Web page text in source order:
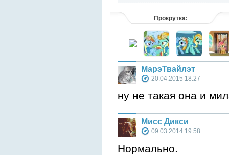
Прокрутка:
МарэТвайлэт
20.04.2015 18:27
ну не такая она и
Мисс Дикси
09.03.2014 19:58
Нормально.